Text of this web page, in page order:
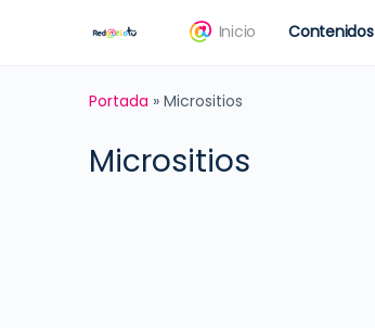
Inicio
Portada » Micrositios
Micrositios